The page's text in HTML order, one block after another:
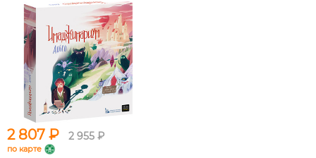
2 807 ₽ 2 955 ₽
по карте